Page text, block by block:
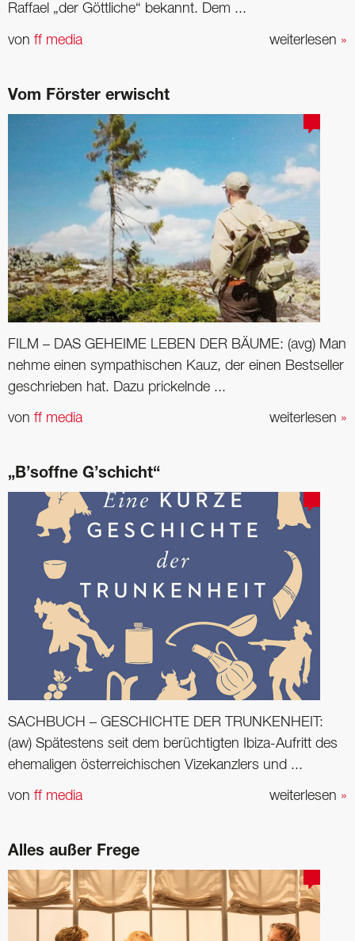
Raffael „der Göttliche“ bekannt. Dem ...
weiterlesen »
von ff media
Vom Förster erwischt
FILM – DAS GEHEIME LEBEN DER BÄUME: (avg) Man
nehme einen sympathischen Kauz, der einen Bestseller
geschrieben hat. Dazu prickelnde ...
weiterlesen »
von ff media
„B’soffne G’schicht“
SACHBUCH – GESCHICHTE DER TRUNKENHEIT:
(aw) Spätestens seit dem berüchtigten Ibiza-Aufritt des
ehemaligen österreichischen Vizekanzlers und ...
weiterlesen »
von ff media
Alles außer Frege